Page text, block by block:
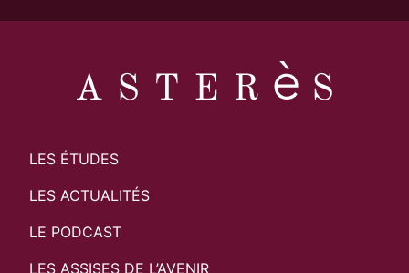
LES ÉTUDES
LES ACTUALITÉS
LE PODCAST
LES ASSISES DE L’AVENIR